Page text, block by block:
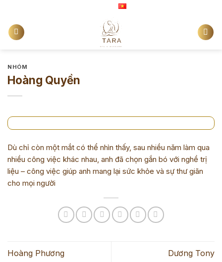
nội
dung
NHÓM
Hoàng Quyền
Dù chỉ còn một mắt có thể nhìn thấy, sau nhiều năm làm qua
nhiều công việc khác nhau, anh đã chọn gắn bó với nghề trị
liệu – công việc giúp anh mang lại sức khỏe và sự thư giãn
cho mọi người
Hoàng Phương Dương Tony